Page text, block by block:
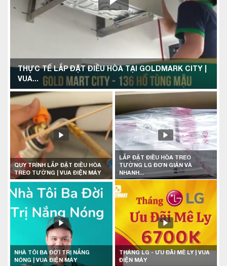
THỰC TẾ LẮP ĐẶT ĐIỀU HÒA TẠI GOLDMARK CITY |
VUA...
QUY TRÌNH LẮP ĐẶT ĐIỀU HÒA
TREO TƯỜNG | VUA ĐIỆN MÁY
LẮP ĐẶT ĐIỀU HÒA TREO
TƯỜNG LG ĐƠN GIẢN VÀ
NHANH...
NHÀ TÔI BA ĐỜI TRỊ NẮNG
NÓNG | VUA ĐIỆN MÁY
THÁNG LG - ƯU ĐÃI MÊ LY | VUA
ĐIỆN MÁY